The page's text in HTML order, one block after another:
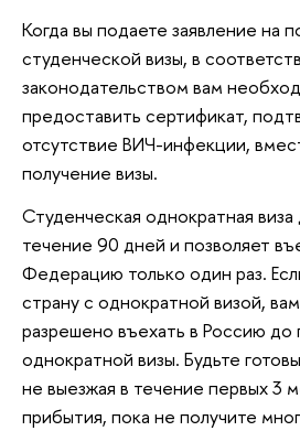
Когда вы подаете заявление на
студенческой визы, в
законодательством вам
предоставить сертификат,
отсутствие ВИЧ-инфекции,
получение визы.
Студенческая однократная виза
течение 90 дней и позволяет
Федерацию только один раз.
страну с однократной визой,
разрешено въехать в Россию до
однократной визы. Будьте
не выезжая в течение первых 3
прибытия, пока не получите